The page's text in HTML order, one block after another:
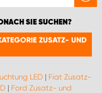
SIE SUCHEN?
ZUSATZ- UND
LED| Fiat Zusatz-
| Ford Zusatz- und